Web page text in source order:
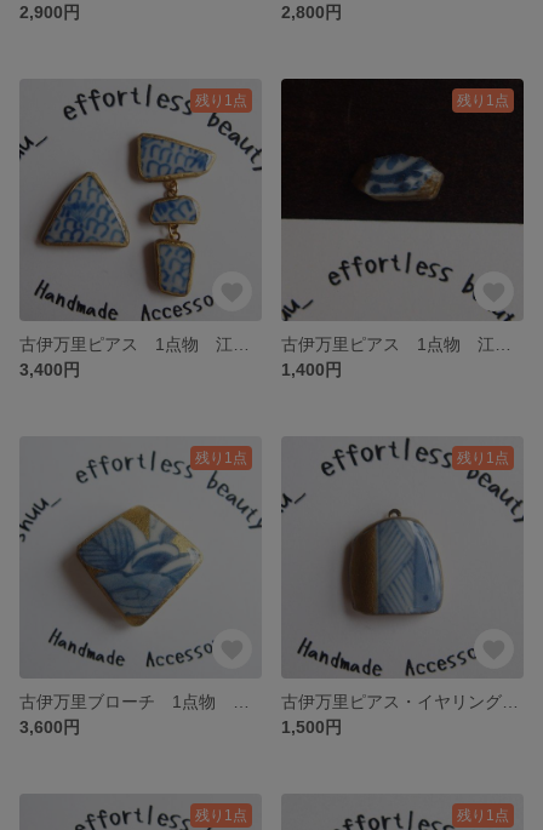
2,900円
2,800円
残り1点
3,400円
残り1点
1,400円
残り1点
3,600円
残り1点
1,500円
残り1点 残り1点